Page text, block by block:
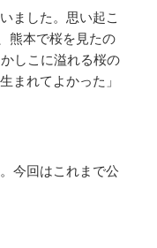
ました。思い起こ
熊本で桜を見たの
しこに溢れる桜の
まれてよかった」
今回はこれまで公